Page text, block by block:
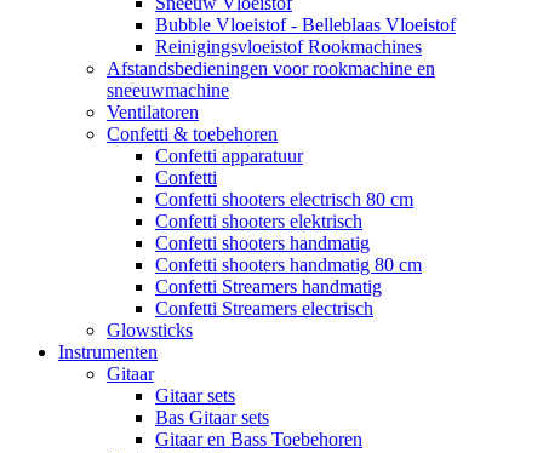
Bubble Vloeistof - Belleblaas Vloeistof
Reinigingsvloeistof Rookmachines
Afstandsbedieningen voor rookmachine en
sneeuwmachine
Ventilatoren
Confetti & toebehoren
Confetti apparatuur
Confetti
Confetti shooters electrisch 80 cm
Confetti shooters elektrisch
Confetti shooters handmatig
Confetti shooters handmatig 80 cm
Confetti Streamers handmatig
Confetti Streamers electrisch
Glowsticks
Instrumenten
Gitaar
Gitaar sets
Bas Gitaar sets
Gitaar en Bass Toebehoren